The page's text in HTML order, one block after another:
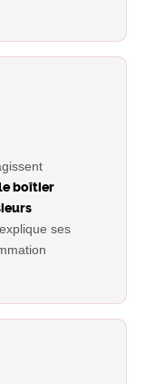
boîtier
ses